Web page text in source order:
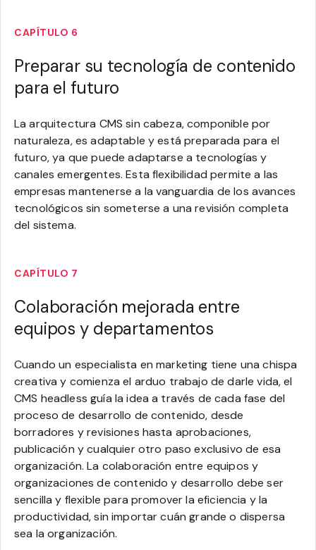
CAPÍTULO 6
Preparar su tecnología de contenido
para el futuro
La arquitectura CMS sin cabeza, componible por
naturaleza, es adaptable y está preparada para el
futuro, ya que puede adaptarse a tecnologías y
canales emergentes. Esta flexibilidad permite a las
empresas mantenerse a la vanguardia de los avances
tecnológicos sin someterse a una revisión completa
del sistema.
CAPÍTULO 7
Colaboración mejorada entre
equipos y departamentos
Cuando un especialista en marketing tiene una chispa
creativa y comienza el arduo trabajo de darle vida, el
CMS headless guía la idea a través de cada fase del
proceso de desarrollo de contenido, desde
borradores y revisiones hasta aprobaciones,
publicación y cualquier otro paso exclusivo de esa
organización. La colaboración entre equipos y
organizaciones de contenido y desarrollo debe ser
sencilla y flexible para promover la eficiencia y la
productividad, sin importar cuán grande o dispersa
sea la organización.